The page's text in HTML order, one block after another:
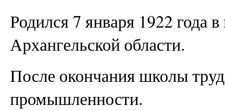
Родился 7 января 1922 года
Архангельской области.
После окончания школы
промышленности.